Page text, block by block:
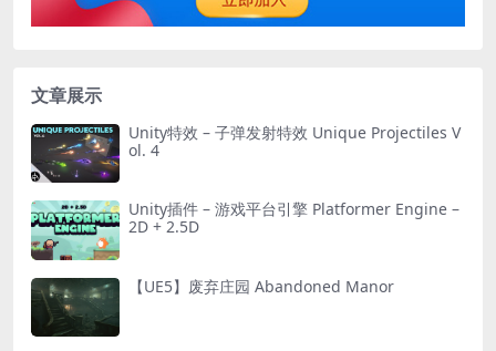
文章展示
Unity特效 – 子弹发射特效 Unique Projectiles V
ol. 4
Unity插件 – 游戏平台引擎 Platformer Engine –
2D + 2.5D
【UE5】废弃庄园 Abandoned Manor